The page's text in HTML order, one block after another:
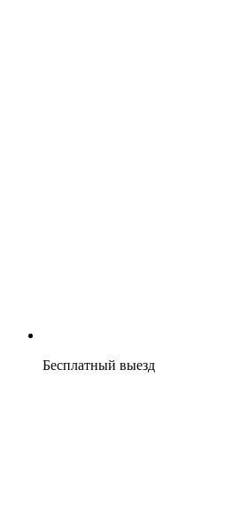
Бесплатный выезд